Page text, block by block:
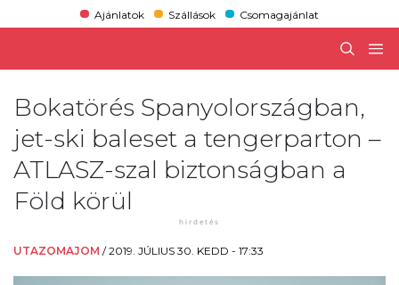
Ajánlatok Szállások Csomagajánlat
Bokatörés Spanyolországban,
jet-ski baleset a tengerparton –
ATLASZ-szal biztonságban a
Föld körül
UTAZOMAJOM /2019. JÚLIUS 30. KEDD - 17:33